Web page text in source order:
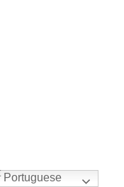
Portuguese